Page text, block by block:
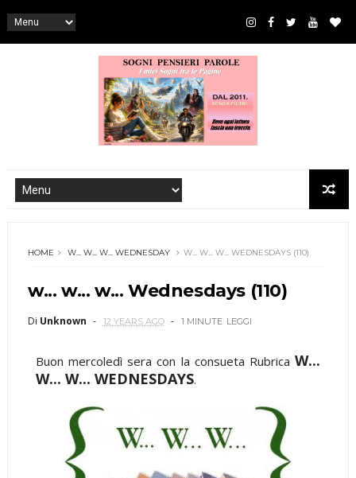
HOME W... W... W... WEDNESDAY W... W... W... WEDNESDAYS (110)
w... w... w... Wednesdays (110)
Di Unknown 12 YEARS AGO 1 MINUTE LEGGI
Buon mercoledì sera con la consueta RubricaW...
W... W... WEDNESDAYS.